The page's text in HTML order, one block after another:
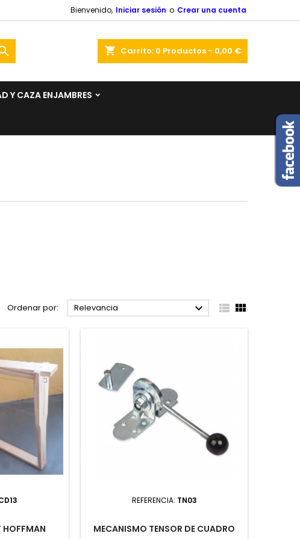
Bienvenido, Iniciar sesión o Crear una cuenta
shopping_cart Carrito: 0 Productos - 0,00 €
Y CAZA ENJAMBRES
Ordenar por: Relevancia   
REFERENCIA: TN03
MECANISMO TENSOR DE CUADRO